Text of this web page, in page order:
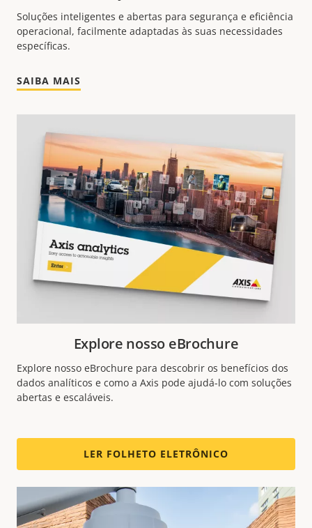
Soluções inteligentes e abertas para segurança e eficiência
operacional, facilmente adaptadas às suas necessidades
específicas.
SAIBA MAIS
Explore nosso eBrochure
Explore nosso eBrochure para descobrir os benefícios dos
dados analíticos e como a Axis pode ajudá-lo com soluções
abertas e escaláveis.
LER FOLHETO ELETRÔNICO